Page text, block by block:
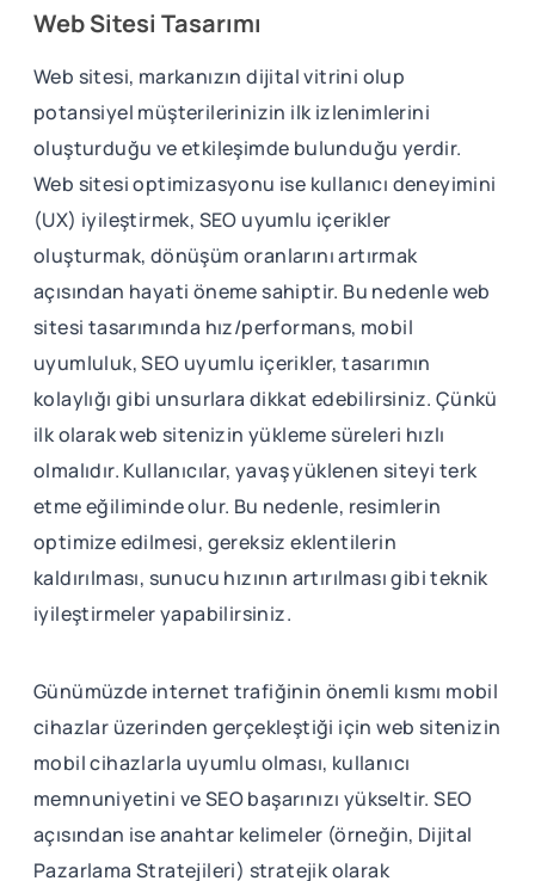
Web Sitesi Tasarımı
Web sitesi, markanızın dijital vitrini olup
potansiyel müşterilerinizin ilk izlenimlerini
oluşturduğu ve etkileşimde bulunduğu yerdir.
Web sitesi optimizasyonu ise kullanıcı deneyimini
(UX) iyileştirmek, SEO uyumlu içerikler
oluşturmak, dönüşüm oranlarını artırmak
açısından hayati öneme sahiptir. Bu nedenle web
sitesi tasarımında hız/performans, mobil
uyumluluk, SEO uyumlu içerikler, tasarımın
kolaylığı gibi unsurlara dikkat edebilirsiniz. Çünkü
ilk olarak web sitenizin yükleme süreleri hızlı
olmalıdır. Kullanıcılar, yavaş yüklenen siteyi terk
etme eğiliminde olur. Bu nedenle, resimlerin
optimize edilmesi, gereksiz eklentilerin
kaldırılması, sunucu hızının artırılması gibi teknik
iyileştirmeler yapabilirsiniz.
Günümüzde internet trafiğinin önemli kısmı mobil
cihazlar üzerinden gerçekleştiği için web sitenizin
mobil cihazlarla uyumlu olması, kullanıcı
memnuniyetini ve SEO başarınızı yükseltir. SEO
açısından ise anahtar kelimeler (örneğin, Dijital
Pazarlama Stratejileri) stratejik olarak